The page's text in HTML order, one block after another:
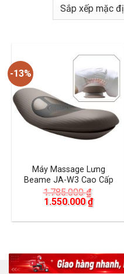
-13%
Máy Massage Lưng
Beame JA-W3 Cao Cấp
1.785.000₫
Giá
là:
1.550.000₫Giá
hiện
tại